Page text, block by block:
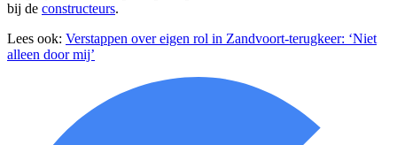
bij de constructeurs.
Lees ook: Verstappen over eigen rol in Zandvoort-terugkeer: ‘Niet
alleen door mij’